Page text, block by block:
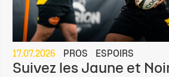
17.07.2026 PROS ESPOIRS
Suivez les Jaune et